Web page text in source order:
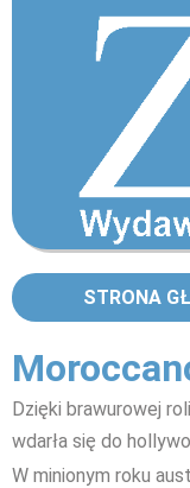
STRONA
Dzięki brawurowej
wdarła się do
W minionym roku